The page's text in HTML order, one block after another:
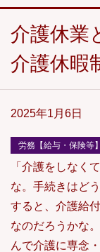
介護休業
介護休暇
2025年1月6日
労務【給与・保険等】
「介護をしなく
な。手続きはど
すると、介護給
なのだろうかな
んで介護に専念・